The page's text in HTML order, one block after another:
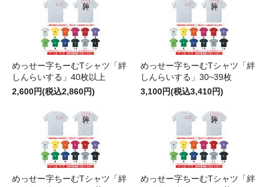
めっせー字ちーむTシャツ「絆
しんらいする」40枚以上
2,600円(税込2,860円)
めっせー字ちーむTシャツ「絆
しんらいする」30~39枚
3,100円(税込3,410円)
めっせー字ちーむTシャツ「絆
めっせー字ちーむTシャツ「絆